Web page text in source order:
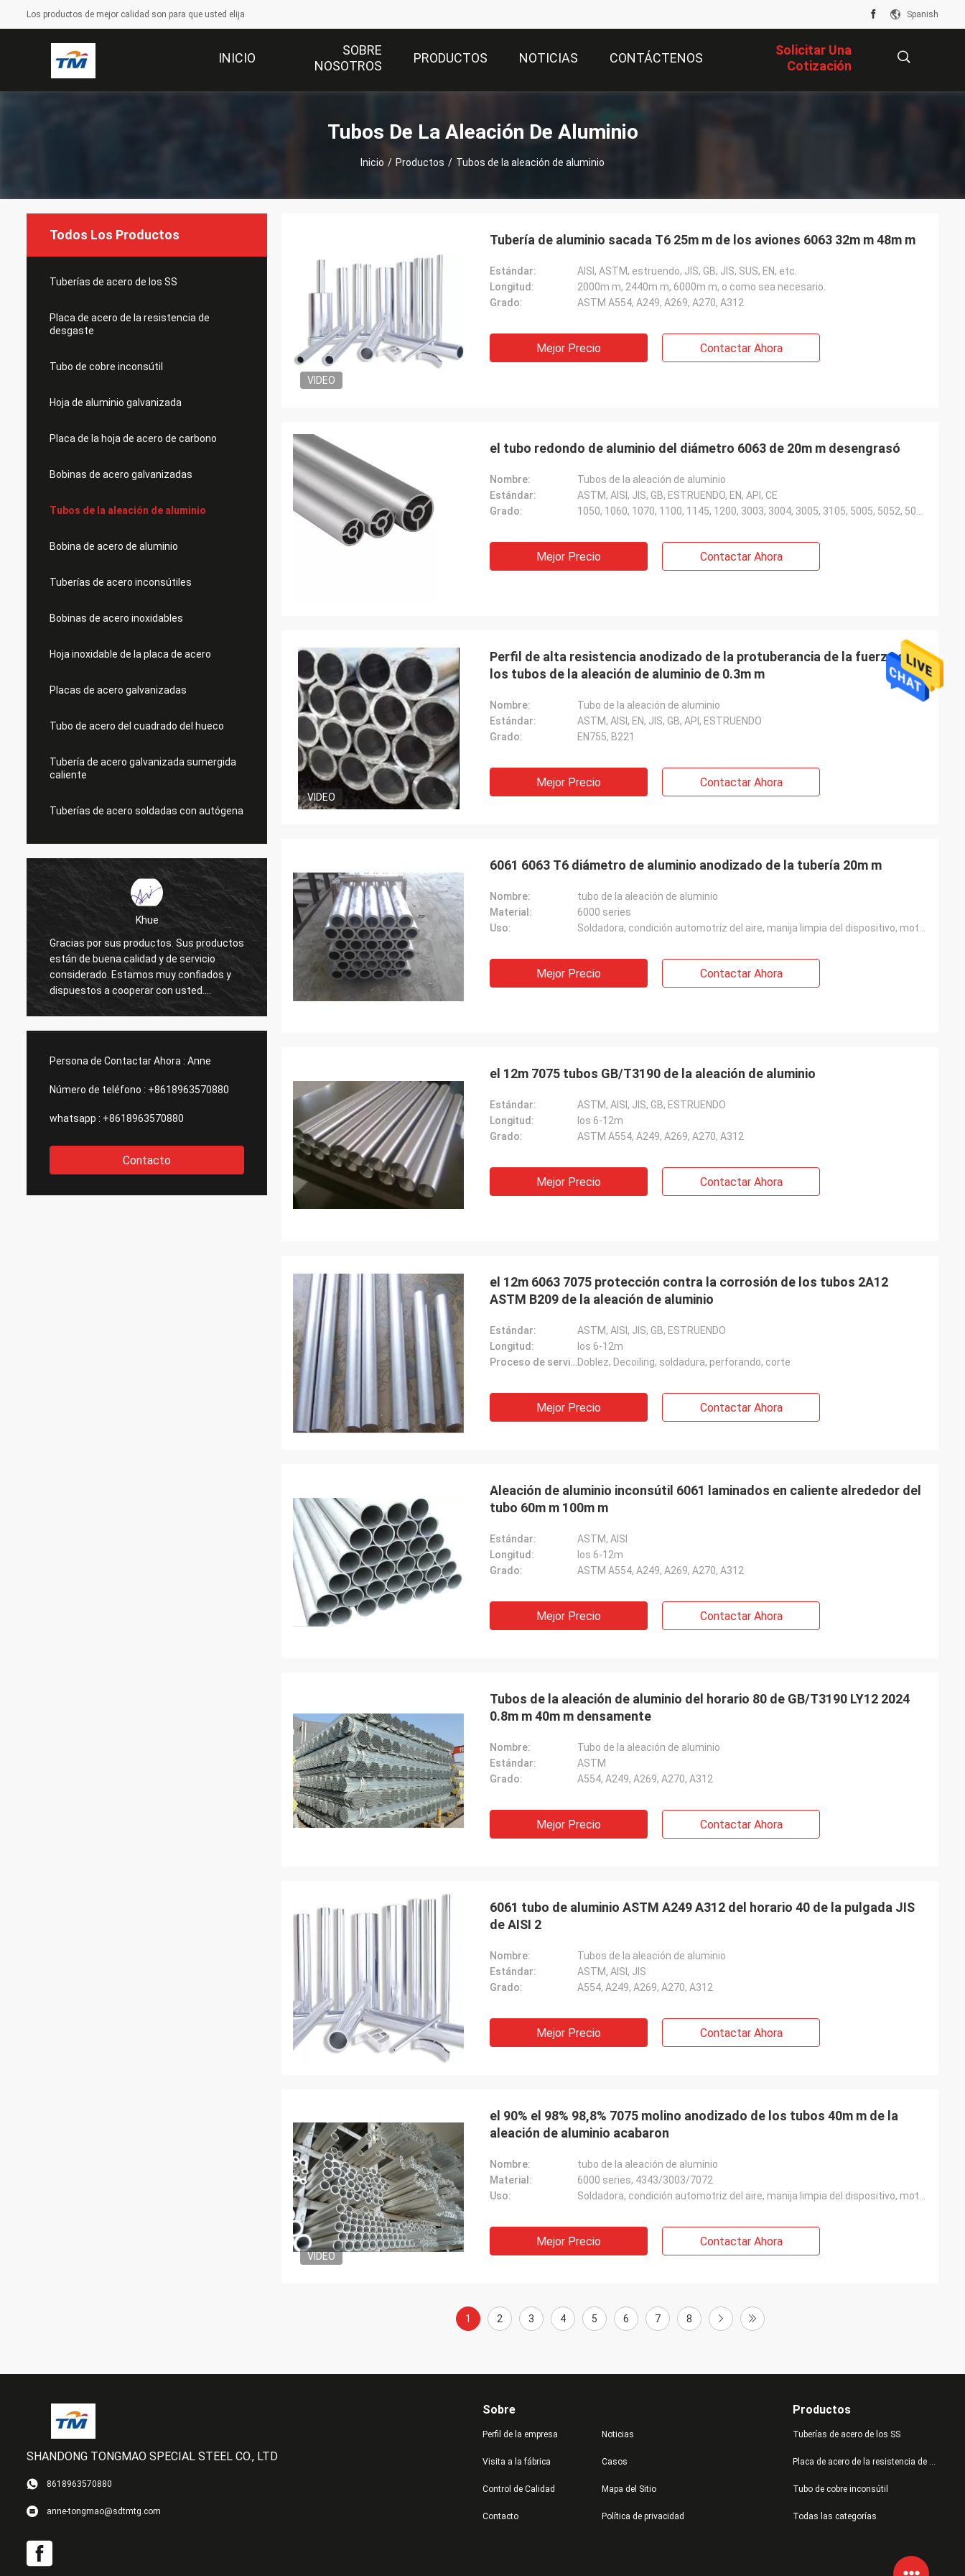
Los productos de mejor calidad son para que usted elija Spanish
INICIO
SOBRE
NOSOTROS
PRODUCTOS NOTICIAS CONTÁCTENOS
Solicitar Una
Cotización
Tubos De La Aleación De Aluminio
Inicio / Productos / Tubos de la aleación de aluminio
Todos Los Productos
Tuberías de acero de los SS
Placa de acero de la resistencia de
desgaste
Tubo de cobre inconsútil
Hoja de aluminio galvanizada
Placa de la hoja de acero de carbono
Bobinas de acero galvanizadas
Tubos de la aleación de aluminio
Bobina de acero de aluminio
Tuberías de acero inconsútiles
Bobinas de acero inoxidables
Hoja inoxidable de la placa de acero
Placas de acero galvanizadas
Tubo de acero del cuadrado del hueco
Tubería de acero galvanizada sumergida
caliente
Tuberías de acero soldadas con autógena
Khue
Gracias por sus productos. Sus productos
están de buena calidad y de servicio
considerado. Estamos muy confiados y
dispuestos a cooperar con usted.
Esperamos que haya oportunidades para
Ñame
Gracias mucho por su servicio sincero. La
calidad de sus productos ha sido siempre
muy buena. Muy nos alivian y esperanza
de tener más cooperación en el futuro.
Persona de Contactar Ahora : Anne
Número de teléfono : +8618963570880
whatsapp : +8618963570880
Contacto
VIDEO
Tubería de aluminio sacada T6 25m m de los aviones 6063 32m m 48m m
Estándar:
AISI, ASTM, estruendo, JIS, GB, JIS, SUS, EN, etc.
Longitud:
2000m m, 2440m m, 6000m m, o como sea necesario.
Grado:
ASTM A554, A249, A269, A270, A312
Mejor Precio Contactar Ahora
el tubo redondo de aluminio del diámetro 6063 de 20m m desengrasó
Nombre:
Tubos de la aleación de aluminio
Estándar:
ASTM, AISI, JIS, GB, ESTRUENDO, EN, API, CE
Grado:
Mejor Precio Contactar Ahora
VIDEO
Perfil de alta resistencia anodizado de la protuberancia de la fuerza de
los tubos de la aleación de aluminio de 0.3m m
Nombre:
Tubo de la aleación de aluminio
Estándar:
ASTM, AISI, EN, JIS, GB, API, ESTRUENDO
Grado:
EN755, B221
Mejor Precio Contactar Ahora
6061 6063 T6 diámetro de aluminio anodizado de la tubería 20m m
Nombre:
tubo de la aleación de aluminio
Material:
6000 series
Uso:
Mejor Precio Contactar Ahora
el 12m 7075 tubos GB/T3190 de la aleación de aluminio
Estándar:
ASTM, AISI, JIS, GB, ESTRUENDO
Longitud:
los 6-12m
Grado:
ASTM A554, A249, A269, A270, A312
Mejor Precio Contactar Ahora
el 12m 6063 7075 protección contra la corrosión de los tubos 2A12
ASTM B209 de la aleación de aluminio
Estándar:
ASTM, AISI, JIS, GB, ESTRUENDO
Longitud:
los 6-12m
Proceso de servicio:Doblez, Decoiling, soldadura, perforando, corte
Mejor Precio Contactar Ahora
Aleación de aluminio inconsútil 6061 laminados en caliente alrededor del
tubo 60m m 100m m
Estándar:
ASTM, AISI
Longitud:
los 6-12m
Grado:
ASTM A554, A249, A269, A270, A312
Mejor Precio Contactar Ahora
Tubos de la aleación de aluminio del horario 80 de GB/T3190 LY12 2024
0.8m m 40m m densamente
Nombre:
Tubo de la aleación de aluminio
Estándar:
ASTM
Grado:
A554, A249, A269, A270, A312
Mejor Precio Contactar Ahora
6061 tubo de aluminio ASTM A249 A312 del horario 40 de la pulgada JIS
de AISI 2
Nombre:
Tubos de la aleación de aluminio
Estándar:
ASTM, AISI, JIS
Grado:
A554, A249, A269, A270, A312
Mejor Precio Contactar Ahora
VIDEO
el 90% el 98% 98,8% 7075 molino anodizado de los tubos 40m m de la
aleación de aluminio acabaron
Nombre:
tubo de la aleación de aluminio
Material:
6000 series, 4343/3003/7072
Uso:
Mejor Precio Contactar Ahora
1 2 3 4 5 6 7 8
SHANDONG TONGMAO SPECIAL STEEL CO., LTD
8618963570880
anne-tongmao@sdtmtg.com
Sobre
Perfil de la empresa
Visita a la fábrica
Control de Calidad
Contacto
Noticias
Casos
Mapa del Sitio
Política de privacidad
Productos
Tuberías de acero de los SS
Placa de acero de la resistencia de desgaste
Tubo de cobre inconsútil
Todas las categorías